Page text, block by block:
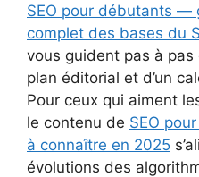
SEO pour débutants —
complet des bases du
vous guident pas à pas
plan éditorial et d’un
Pour ceux qui aiment
le contenu de SEO
à connaître en 2025
évolutions des